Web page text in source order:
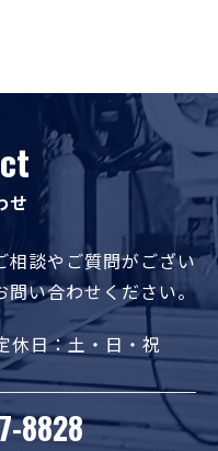
せ
相談やご質問がござい
問い合わせください。
日：土・日・祝
8828